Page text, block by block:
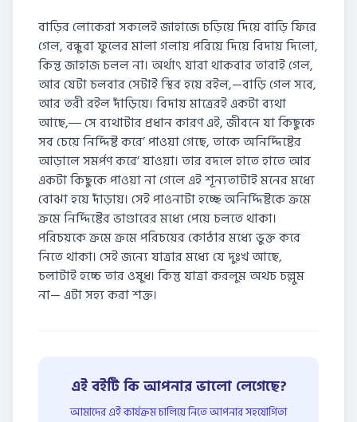
বাড়ির লোকেরা সকলেই জাহাজে চড়িয়ে দিয়ে বাড়ি ফিরে
গেল, বন্ধুরা ফুলের মালা গলায় পরিয়ে দিয়ে বিদায় দিলো,
কিন্তু জাহাজ চলল না। অর্থাৎ যারা থাকবার তারাই গেল,
আর যেটা চলবার সেটাই স্থির হয়ে রইল,—বাড়ি গেল সবে,
আর তরী রইল দাঁড়িয়ে। বিদায় মাত্রেরই একটা ব্যথা
আছে,― সে ব্যথাটার প্রধান কারণ এই, জীবনে যা কিছুকে
সব চেয়ে নির্দ্দিষ্ট করে’ পাওয়া গেছে, তাকে অনির্দ্দিষ্টের
আড়ালে সমর্পণ করে’ যাওয়া। তার বদলে হাতে হাতে আর
একটা কিছুকে পাওয়া না গেলে এই শূন্যতাটাই মনের মধ্যে
বোঝা হয়ে দাঁড়ায়। সেই পাওনাটা হচ্ছে অনির্দ্দিষ্টকে ক্রমে
ক্রমে নির্দ্দিষ্টের ভাণ্ডারের মধ্যে পেয়ে চলতে থাকা।
পরিচয়কে ক্রমে ক্রমে পরিচয়ের কোঠার মধ্যে ভুক্ত করে
নিতে থাকা। সেই জন্যে যাত্রার মধ্যে যে দুঃখ আছে,
চলাটাই হচ্চে তার ওষুধ। কিন্তু যাত্রা করলুম অথচ চল্লুম
না— এটা সহ্য করা শক্ত।
এই বইটি কি আপনার ভালো লেগেছে?
আমাদের এই কার্যক্রম চালিয়ে নিতে আপনার সহযোগিতা